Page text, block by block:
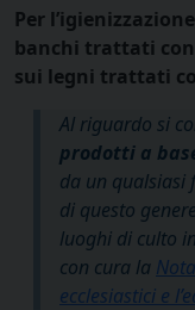
Per
banchi trattati
sui legni trattati
Al riguardo si
prodotti a
da un qualsiasi
di questo
luoghi di culto
con cura la
ecclesiastici e